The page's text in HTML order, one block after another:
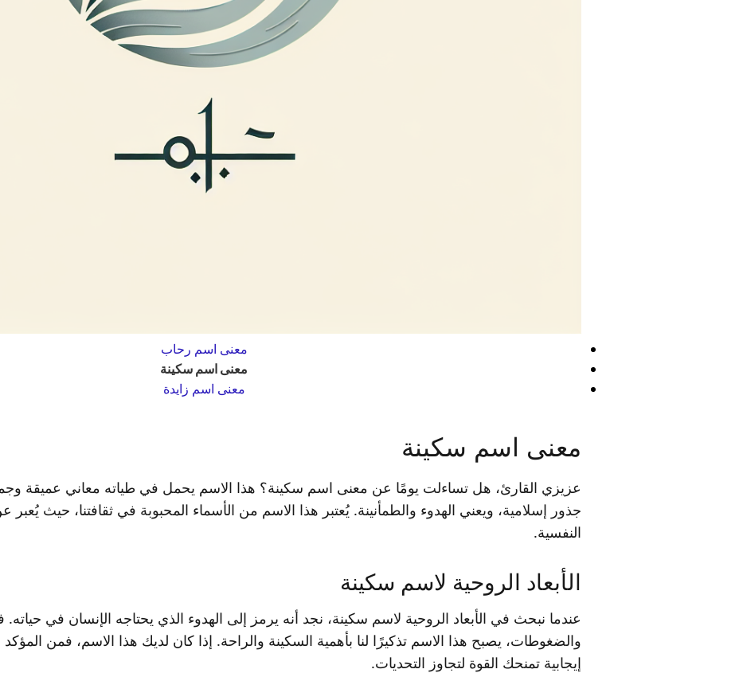
معنى اسم رحاب
معنى اسم سكينة
معنى اسم زايدة
معنى اسم سكينة
عزيزي القارئ، هل تساءلت يومًا عن معنى اسم سكينة؟ هذا الاسم يحمل في طياته معاني عميقة
جذور إسلامية، ويعني الهدوء والطمأنينة. يُعتبر هذا الاسم من الأسماء المحبوبة في ثقافتنا، حيث يُعبر
النفسية.
الأبعاد الروحية لاسم سكينة
عندما نبحث في الأبعاد الروحية لاسم سكينة، نجد أنه يرمز إلى الهدوء الذي يحتاجه الإنسان في
والضغوطات، يصبح هذا الاسم تذكيرًا لنا بأهمية السكينة والراحة. إذا كان لديك هذا الاسم، فمن
إيجابية تمنحك القوة لتجاوز التحديات.